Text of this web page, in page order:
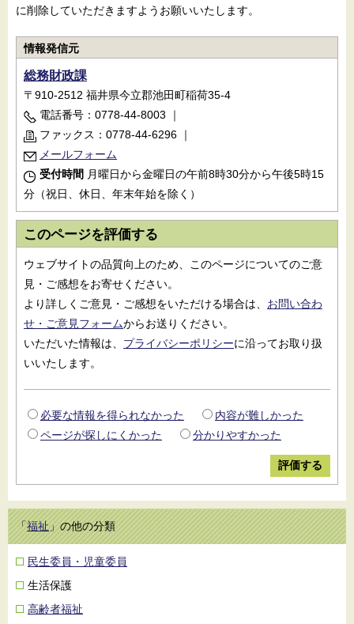
に削除していただきますようお願いいたします。
情報発信元
総務財政課
〒910-2512 福井県今立郡池田町稲荷35-4
電話番号：0778-44-8003 ｜
ファックス：0778-44-6296 ｜
メールフォーム
受付時間 月曜日から金曜日の午前8時30分から午後5時15
分（祝日、休日、年末年始を除く）
このページを評価する
ウェブサイトの品質向上のため、このページについてのご意
見・ご感想をお寄せください。
より詳しくご意見・ご感想をいただける場合は、 お問い合わ
せ・ご意見フォームからお送りください。
いただいた情報は、 プライバシーポリシーに沿ってお取り扱
いいたします。
必要な情報を得られなかった
内容が難しかった
ページが探しにくかった
分かりやすかった
「福祉」の他の分類
民生委員・児童委員
生活保護
高齢者福祉